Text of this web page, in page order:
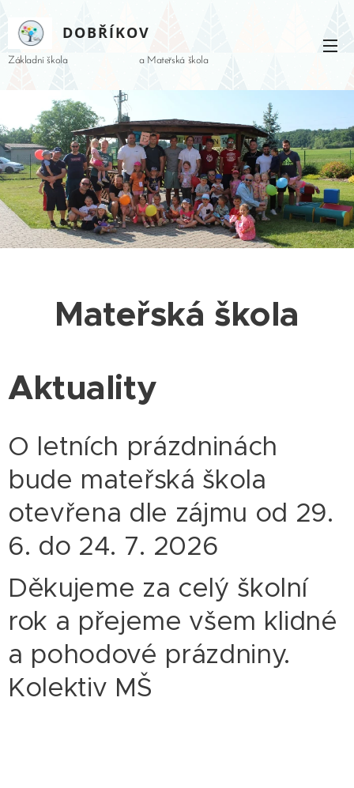
DOBŘÍKOV
Základní škola a Mateřská škola
Mateřská škola
Aktuality
O letních prázdninách
bude mateřská škola
otevřena dle zájmu od 29.
6. do 24. 7. 2026
Děkujeme za celý školní
rok a přejeme všem klidné
a pohodové prázdniny.
Kolektiv MŠ